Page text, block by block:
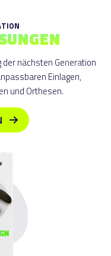
nächsten Generation
Einlagen,
und Orthesen.